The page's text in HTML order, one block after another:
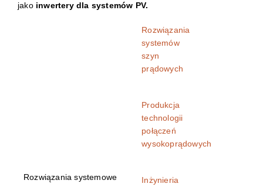
Rozwiązania
systemów
szyn
prądowych
Produkcja
technologii
połączeń
wysokoprądowych
Inżynieria
jako inwertery dla systemów PV.
Rozwiązania systemowe